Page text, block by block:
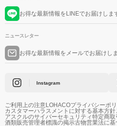
お得な最新情報をLINEでお届けしま
ニュースレター
お得な最新情報をメールでお届けし
Instagram
ご利用上の注意LOHACOプライバシーポ
カスタマーハラスメントに対する基本方針
アスクルのサイバーセキュリティ特定商取
酒類販売管理者標識の掲示古物営業法に基